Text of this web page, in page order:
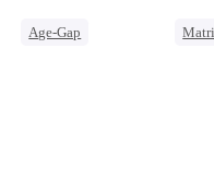
Age-Gap